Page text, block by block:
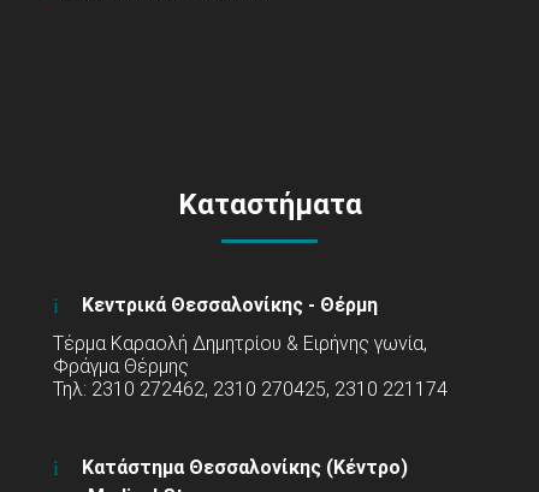
Καταστήματα
Κεντρικά Θεσσαλονίκης - Θέρμη
Τέρμα Καραολή Δημητρίου & Ειρήνης γωνία,
Φράγμα Θέρμης
Τηλ: 2310 272462, 2310 270425, 2310 221174
Κατάστημα Θεσσαλονίκης (Κέντρο)